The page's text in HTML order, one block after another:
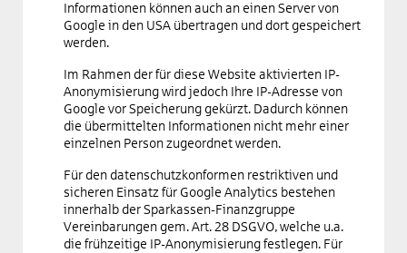
Informationen können auch an einen Server von
Google in den USA übertragen und dort gespeichert
werden.
Im Rahmen der für diese Website aktivierten IP-
Anonymisierung wird jedoch Ihre IP-Adresse von
Google vor Speicherung gekürzt. Dadurch können
die übermittelten Informationen nicht mehr einer
einzelnen Person zugeordnet werden.
Für den datenschutz­konformen restriktiven und
sicheren Einsatz für Google Analytics bestehen
innerhalb der Sparkassen-Finanzgruppe
Vereinbarungen gem. Art. 28 DSGVO, welche u.a.
die frühzeitige IP-Anonymisierung festlegen. Für